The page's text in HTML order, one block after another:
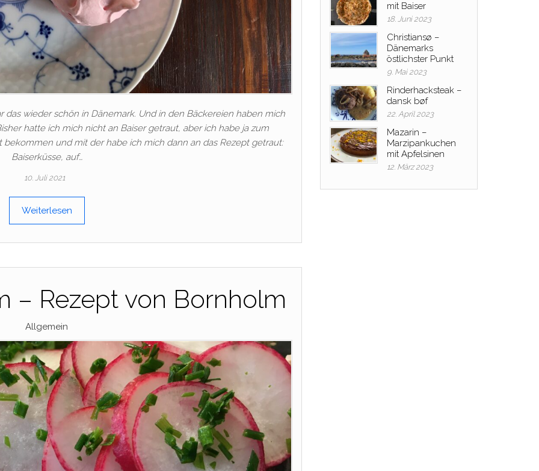
das wieder schön in Dänemark. Und in den Bäckereien haben mich
hatte ich mich nicht an Baiser getraut, aber ich habe ja zum
und mit der habe ich mich dann an das Rezept getraut:
Baiserküsse, auf…
10. Juli 2021
Weiterlesen
– Rezept von Bornholm
Allgemein
mit Baiser
18. Juni 2023
Christiansø –
Dänemarks
östlichster Punkt
9. Mai 2023
Rinderhacksteak –
dansk bøf
22. April 2023
Mazarin –
Marzipankuchen
mit Apfelsinen
12. März 2023